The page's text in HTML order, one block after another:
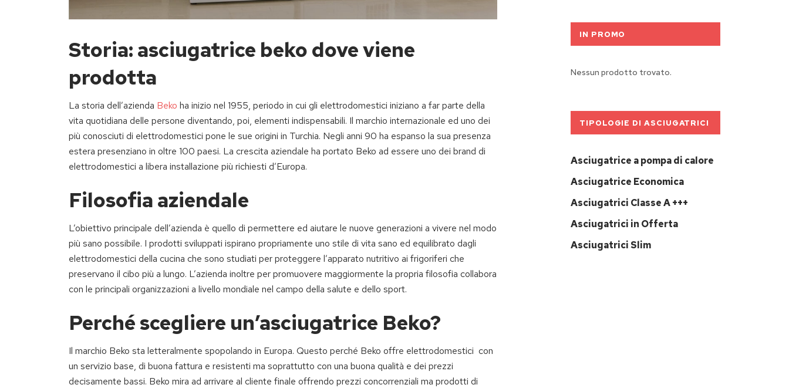
Storia: asciugatrice beko dove viene
prodotta
La storia dell’azienda Beko ha inizio nel 1955, periodo in cui gli elettrodomestici iniziano a far parte della
vita quotidiana delle persone diventando, poi, elementi indispensabili. Il marchio internazionale ed uno dei
più conosciuti di elettrodomestici pone le sue origini in Turchia. Negli anni 90 ha espanso la sua presenza
estera presenziano in oltre 100 paesi. La crescita aziendale ha portato Beko ad essere uno dei brand di
elettrodomestici a libera installazione più richiesti d’Europa.
Filosofia aziendale
L’obiettivo principale dell’azienda è quello di permettere ed aiutare le nuove generazioni a vivere nel modo
più sano possibile. I prodotti sviluppati ispirano propriamente uno stile di vita sano ed equilibrato dagli
elettrodomestici della cucina che sono studiati per proteggere l’apparato nutritivo ai frigoriferi che
preservano il cibo più a lungo. L’azienda inoltre per promuovere maggiormente la propria filosofia collabora
con le principali organizzazioni a livello mondiale nel campo della salute e dello sport.
Perché scegliere un’asciugatrice Beko?
Il marchio Beko sta letteralmente spopolando in Europa. Questo perché Beko offre elettrodomestici con
un servizio base, di buona fattura e resistenti ma soprattutto con una buona qualità e dei prezzi
decisamente bassi. Beko mira ad arrivare al cliente finale offrendo prezzi concorrenziali ma prodotti di
IN PROMO
Nessun prodotto trovato.
TIPOLOGIE DI ASCIUGATRICI
Asciugatrice a pompa di calore
Asciugatrice Economica
Asciugatrici Classe A +++
Asciugatrici in Offerta
Asciugatrici Slim